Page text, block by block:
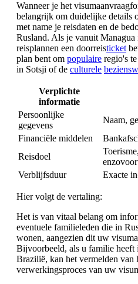
Wanneer je het
belangrijk om duidelijke details
met name je reisdaten en de
Rusland. Als je vanuit
reisplannen een doorreisticket
plan bent om populaire regio's
in Sotsji of de culturele
Verplichte
informatie
Persoonlijke
gegevens
Naam,
Financiële middelen
Reisdoel
Verblijfsduur
Exacte
Hier volgt de vertaling:
Het is van vitaal belang om
eventuele familieleden die in
wonen, aangezien dit uw
Bijvoorbeeld, als u familie heeft
Brazilië, kan het vermelden van
verwerkingsproces van uw